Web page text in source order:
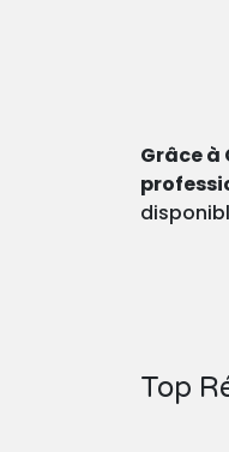
Grâce
Top